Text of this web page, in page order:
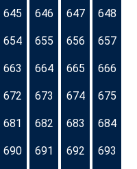
645 646 647 648
654 655 656 657
663 664 665 666
672 673 674 675
681 682 683 684
690 691 692 693